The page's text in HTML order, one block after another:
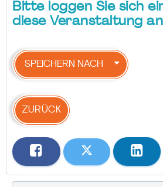
Bitte loggen Sie sich
diese Veranstaltung
SPEICHERN NACH
ZURÜCK